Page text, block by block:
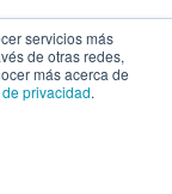
servicios más
de otras redes,
más acerca de
privacidad.